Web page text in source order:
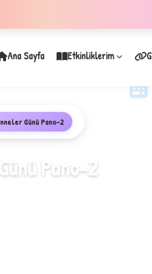
Ana Sayfa Etkinliklerim
Günü Pano-2
Pano-2